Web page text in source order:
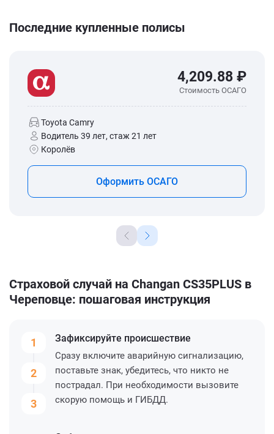
Последние купленные полисы
4,209.88 ₽
Стоимость ОСАГО
Toyota Camry
Водитель 39 лет, стаж 21 лет
Королёв
Оформить ОСАГО
Страховой случай на Changan CS35PLUS в
Череповце: пошаговая инструкция
1
2
3
Зафиксируйте происшествие
Сразу включите аварийную сигнализацию,
поставьте знак, убедитесь, что никто не
пострадал. При необходимости вызовите
скорую помощь и ГИБДД.